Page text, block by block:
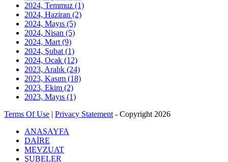
2024, Temmuz (1)
2024, Haziran (2)
2024, Mayıs (5)
2024, Nisan (5)
2024, Mart (9)
2024, Şubat (1)
2024, Ocak (12)
2023, Aralık (24)
2023, Kasım (18)
2023, Ekim (2)
2023, Mayıs (1)
Terms Of Use | Privacy Statement - Copyright 2026
ANASAYFA
DAİRE
MEVZUAT
ŞUBELER